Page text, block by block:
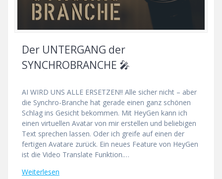
Der UNTERGANG der
SYNCHROBRANCHE 🎤
AI WIRD UNS ALLE ERSETZEN!! Alle sicher nicht – aber
die Synchro-Branche hat gerade einen ganz schönen
Schlag ins Gesicht bekommen. Mit HeyGen kann ich
einen virtuellen Avatar von mir erstellen und beliebigen
Text sprechen lassen. Oder ich greife auf einen der
fertigen Avatare zurück. Ein neues Feature von HeyGen
ist die Video Translate Funktion.…
Weiterlesen